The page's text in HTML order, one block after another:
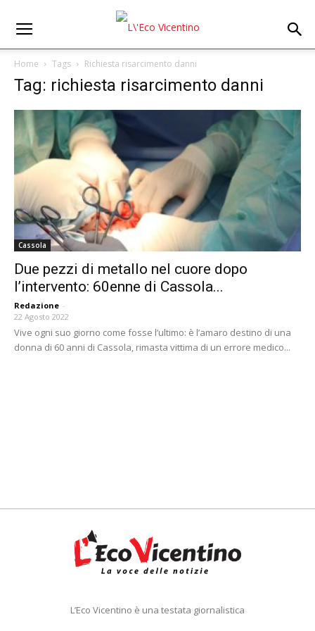
Home Tags Richiesta risarcimento danni
Tag: richiesta risarcimento danni
Cassola
Due pezzi di metallo nel cuore dopo
l’intervento: 60enne di Cassola...
Redazione -
22 Agosto 2022
Vive ogni suo giorno come fosse l’ultimo: è l’amaro destino di una
donna di 60 anni di Cassola, rimasta vittima di un errore medico...
L’Eco Vicentino è una testata giornalistica